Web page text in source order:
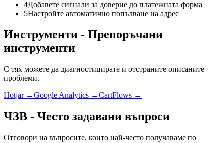
4Добавете сигнали за доверие до платежната форма
5Настройте автоматично попълване на адрес
Инструменти - Препоръчани
инструменти
С тях можете да диагностицирате и отстраните описаните
проблеми.
Hotjar →Google Analytics →CartFlows →
ЧЗВ - Често задавани въпроси
Отговори на въпросите, които най-често получаваме по